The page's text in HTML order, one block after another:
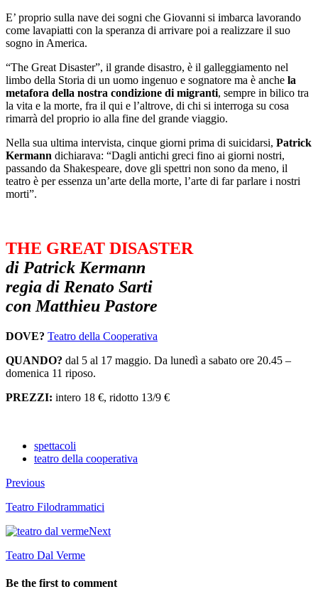
E’ proprio sulla nave dei sogni che Giovanni si imbarca lavorando
come lavapiatti con la speranza di arrivare poi a realizzare il suo
sogno in America.
“The Great Disaster”, il grande disastro, è il galleggiamento nel
limbo della Storia di un uomo ingenuo e sognatore ma è anche la
metafora della nostra condizione di migranti, sempre in bilico tra
la vita e la morte, fra il qui e l’altrove, di chi si interroga su cosa
rimarrà del proprio io alla fine del grande viaggio.
Nella sua ultima intervista, cinque giorni prima di suicidarsi, Patrick
Kermann dichiarava: “Dagli antichi greci fino ai giorni nostri,
passando da Shakespeare, dove gli spettri non sono da meno, il
teatro è per essenza un’arte della morte, l’arte di far parlare i nostri
morti”.
THE GREAT DISASTER
di Patrick Kermann
regia di Renato Sarti
con Matthieu Pastore
DOVE? Teatro della Cooperativa
QUANDO? dal 5 al 17 maggio. Da lunedì a sabato ore 20.45 –
domenica 11 riposo.
PREZZI: intero 18 €, ridotto 13/9 €
spettacoli
teatro della cooperativa
Previous
Teatro Filodrammatici
Next
Teatro Dal Verme
Be the first to comment